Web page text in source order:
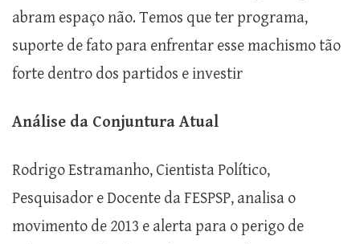
abram espaço não. Temos que ter programa,
suporte de fato para enfrentar esse machismo tão
forte dentro dos partidos e investir
Análise da Conjuntura Atual
Rodrigo Estramanho, Cientista Político,
Pesquisador e Docente da FESPSP, analisa o
movimento de 2013 e alerta para o perigo de